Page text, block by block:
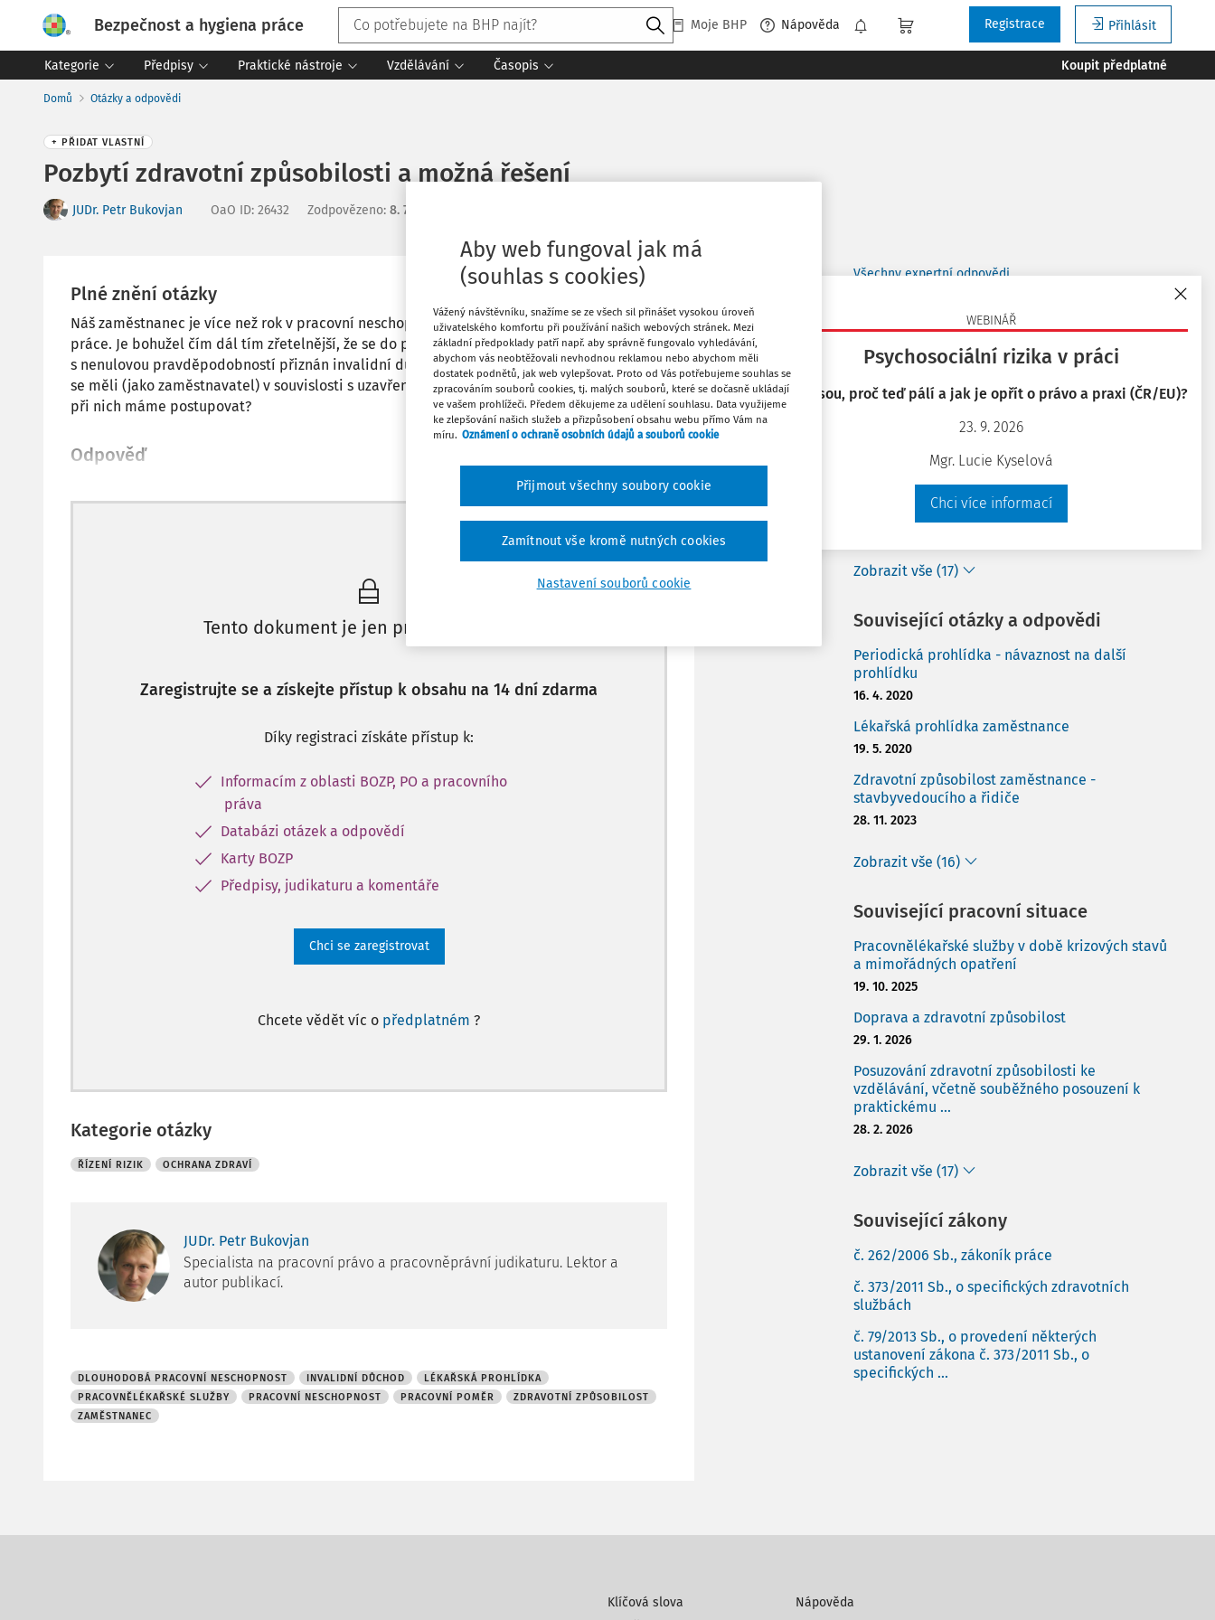
Bezpečnost a hygiena práce Moje BHP Nápověda Přihlásit
Registrace
Kategorie Předpisy Praktické nástroje Vzdělávání Časopis Koupit předplatné
WEBINÁŘ
Psychosociální rizika v práci
Co jsou, proč teď pálí a jak je opřít o právo a praxi (ČR/EU)?
23. 9. 2026
Mgr. Lucie Kyselová
Chci více informací
Domů Otázky a odpovědi
+ PŘIDAT VLASTNÍ
Pozbytí zdravotní způsobilosti a možná řešení
JUDr. Petr Bukovjan OaO ID: 26432 Zodpovězeno: 8. 7. 2020
Plné znění otázky
Náš zaměstnanec je více než rok v pracovní neschopnosti, která nesouvisí s výkonem jeho
práce. Je bohužel čím dál tím zřetelnější, že se do práce už nebude moci vrátit a bude mu
s nenulovou pravděpodobností přiznán invalidní důchod. Na jaké možné scénáře bychom
se měli (jako zaměstnavatel) v souvislosti s uzavřeným pracovním poměrem připravit a jak
při nich máme postupovat?
Odpověď
Máte předplatné? Přihlaste se
Tento dokument je jen pro předplatitele
Zaregistrujte se a získejte přístup k obsahu na 14 dní zdarma
Díky registraci získáte přístup k:
Informacím z oblasti BOZP, PO a pracovního
práva
Databázi otázek a odpovědí
Karty BOZP
Předpisy, judikaturu a komentáře
Chci se zaregistrovat
Chcete vědět víc o předplatném ?
Kategorie otázky
ŘÍZENÍ RIZIK OCHRANA ZDRAVÍ
JUDr. Petr Bukovjan
Specialista na pracovní právo a pracovněprávní judikaturu. Lektor a
autor publikací.
DLOUHODOBÁ PRACOVNÍ NESCHOPNOST INVALIDNÍ DŮCHOD
LÉKAŘSKÁ PROHLÍDKA
PRACOVNĚLÉKAŘSKÉ SLUŽBY
PRACOVNÍ NESCHOPNOST PRACOVNÍ POMĚR
ZDRAVOTNÍ ZPŮSOBILOST
ZAMĚSTNANEC
Stáhnout
Tisknout
Poznámka
Všechny expertní odpovědi
Související články
Aktuálně z právních předpisů BOZP
7. 2. 2018
Změny v oblasti pracovnělékařských služeb od
Úprava pracovnělékařských služeb po novele
právních předpisů, 1. část - novela zákona o ...
Zobrazit vše (17)
Související otázky a odpovědi
Periodická prohlídka - návaznost na další
prohlídku
16. 4. 2020
Lékařská prohlídka zaměstnance
19. 5. 2020
Zdravotní způsobilost zaměstnance -
stavbyvedoucího a řidiče
28. 11. 2023
Zobrazit vše (16)
Související pracovní situace
Pracovnělékařské služby v době krizových stavů
a mimořádných opatření
19. 10. 2025
Doprava a zdravotní způsobilost
29. 1. 2026
Posuzování zdravotní způsobilosti ke
vzdělávání, včetně souběžného posouzení k
praktickému ...
28. 2. 2026
Zobrazit vše (17)
Související zákony
č. 262/2006 Sb., zákoník práce
č. 373/2011 Sb., o specifických zdravotních
službách
č. 79/2013 Sb., o provedení některých
ustanovení zákona č. 373/2011 Sb., o
specifických ...
Klíčová slova
Nápověda
Aby web fungoval jak má
(souhlas s cookies)
Vážený návštěvníku, snažíme se ze všech sil přinášet vysokou úroveň
uživatelského komfortu při používání našich webových stránek. Mezi
základní předpoklady patří např. aby správně fungovalo vyhledávání,
abychom vás neobtěžovali nevhodnou reklamou nebo abychom měli
dostatek podnětů, jak web vylepšovat. Proto od Vás potřebujeme souhlas se
zpracováním souborů cookies, tj. malých souborů, které se dočasně ukládají
ve vašem prohlížeči. Předem děkujeme za udělení souhlasu. Data využijeme
ke zlepšování našich služeb a přizpůsobení obsahu webu přímo Vám na
míru. Oznámení o ochraně osobních údajů a souborů cookie
Nastavení souborů cookie
Zamítnout vše kromě nutných cookies
Přijmout všechny soubory cookie